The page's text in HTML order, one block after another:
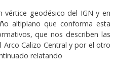
vértice geodésico del IGN y en
altiplano que conforma esta
que nos describen las
Calizo Central y por el otro
relatando